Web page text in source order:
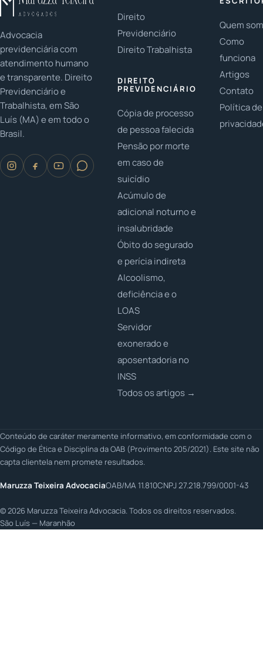
recebimento
adicional...
calculada
certo.
Advocacia
previdenciária com
atendimento humano
e transparente. Direito
Previdenciário e
Trabalhista, em São
Luís (MA) e em todo o
Brasil.
Direito
Previdenciário
Direito Trabalhista
DIREITO
PREVIDENCIÁRIO
Cópia de processo
de pessoa falecida
Pensão por morte
em caso de
suicídio
Acúmulo de
adicional noturno e
insalubridade
Óbito do segurado
e perícia indireta
Alcoolismo,
deficiência e o
LOAS
Servidor
exonerado e
aposentadoria no
INSS
Todos os artigos →
Quem
Como
funciona
Artigos
Contato
Política de
Conteúdo de caráter meramente informativo, em conformidade com o
Código de Ética e Disciplina da OAB (Provimento 205/2021). Este site não
capta clientela nem promete resultados.
Maruzza Teixeira AdvocaciaOAB/MA 11.810CNPJ 27.218.799/0001-43
©2026 Maruzza Teixeira Advocacia. Todos os direitos reservados.
São Luís — Maranhão